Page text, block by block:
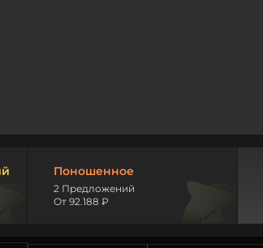
Поношенное
2 Предложений
От 92.188 ₽